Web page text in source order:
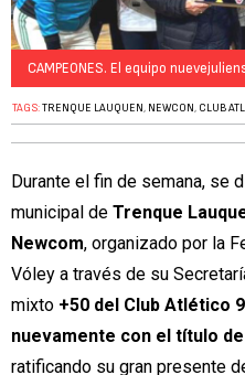
CAMPEONES. El equipo
TAGS:TRENQUE LAUQUEN, NEWCON, CLUB
Durante el fin de semana, se
municipal de Trenque
Newcom, organizado por la
Vóley a través de su
mixto +50 del Club Atlético
nuevamente con el título
ratificando su gran presente